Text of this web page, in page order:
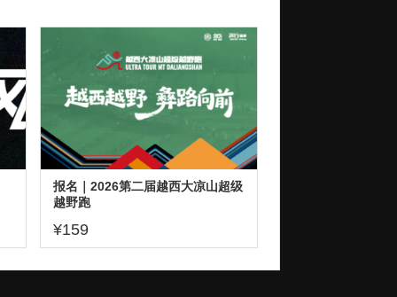
报名｜2026第二届越西大凉山超级
越野跑
¥159